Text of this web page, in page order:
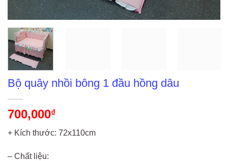
Bộ quây nhồi bông 1 đầu hồng dâu
700,000₫
+ Kích thước: 72x110cm
– Chất liệu: